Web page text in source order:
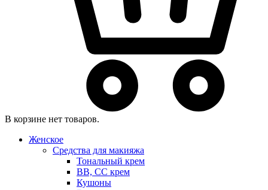
В корзине нет товаров.
Женское
Средства для макияжа
Тональный крем
BB, CC крем
Кушоны